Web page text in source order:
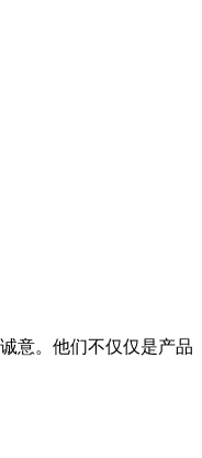
意。他们不仅仅是产品